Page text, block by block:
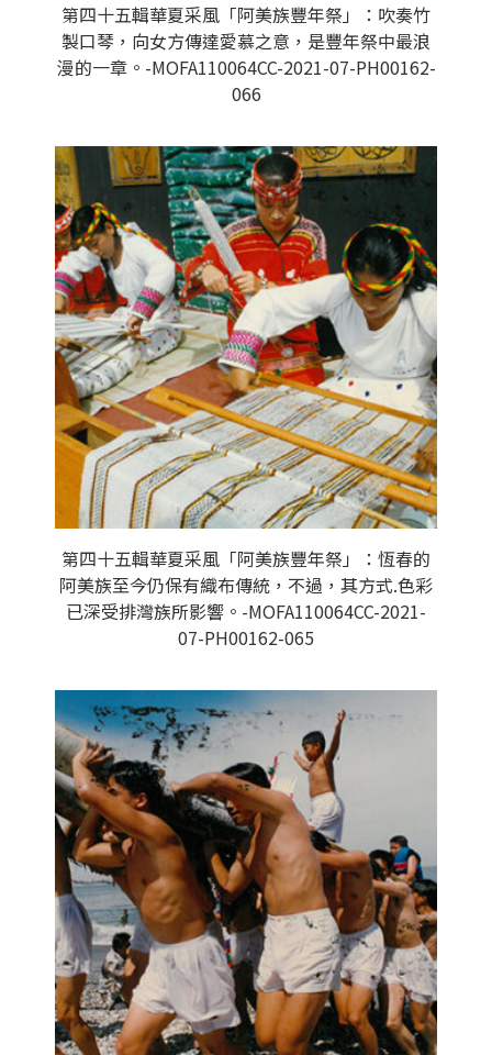
第四十五輯華夏采風「阿美族豐年祭」：吹奏竹
製口琴，向女方傳達愛慕之意，是豐年祭中最浪
漫的一章。-MOFA110064CC-2021-07-PH00162-
066
第四十五輯華夏采風「阿美族豐年祭」：恆春的
阿美族至今仍保有織布傳統，不過，其方式.色彩
已深受排灣族所影響。-MOFA110064CC-2021-
07-PH00162-065